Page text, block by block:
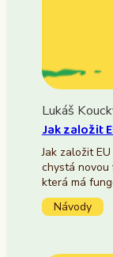
Lukáš
Jak založit
Jak založit
chystá novou
která má
Návody